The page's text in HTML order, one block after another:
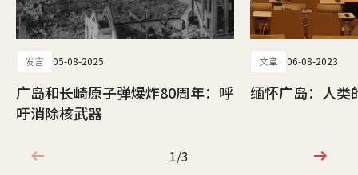
发言 05-08-2025
广岛和长崎原子弹爆炸80周年：呼
吁消除核武器
文章 06-08-2023
缅怀广岛：人类
1/3
1/3